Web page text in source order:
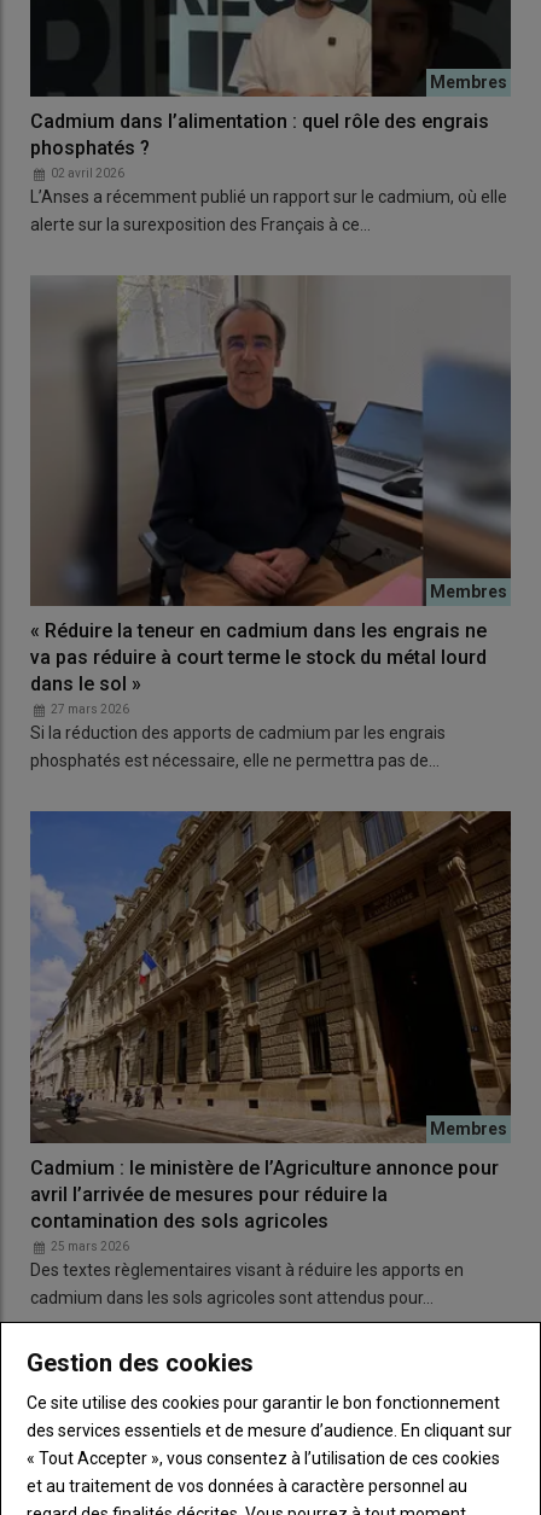
Cadmium dans l’alimentation : quel rôle des engrais
phosphatés ?
02 avril 2026
L’Anses a récemment publié un rapport sur le cadmium, où elle
alerte sur la surexposition des Français à ce…
« Réduire la teneur en cadmium dans les engrais ne
va pas réduire à court terme le stock du métal lourd
dans le sol »
27 mars 2026
Si la réduction des apports de cadmium par les engrais
phosphatés est nécessaire, elle ne permettra pas de…
Cadmium : le ministère de l’Agriculture annonce pour
avril l’arrivée de mesures pour réduire la
contamination des sols agricoles
25 mars 2026
Des textes règlementaires visant à réduire les apports en
cadmium dans les sols agricoles sont attendus pour…
Gestion des cookies
Ce site utilise des cookies pour garantir le bon fonctionnement
des services essentiels et de mesure d’audience. En cliquant sur
« Tout Accepter », vous consentez à l’utilisation de ces cookies
et au traitement de vos données à caractère personnel au